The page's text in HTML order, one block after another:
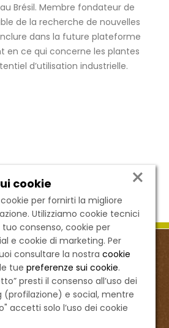
Brésil. Membre fondateur de
de la recherche de nouvelles
dans la future plateforme
en ce qui concerne les plantes
d’utilisation industrielle.
cookie ×
per fornirti la migliore
Utilizziamo cookie tecnici
consenso, cookie per
e cookie di marketing. Per
consultare la nostracookie
tuepreferenze sui cookie.
presti il consenso all’uso dei
(profilazione) e social, mentre
accetti solo l’uso dei cookie